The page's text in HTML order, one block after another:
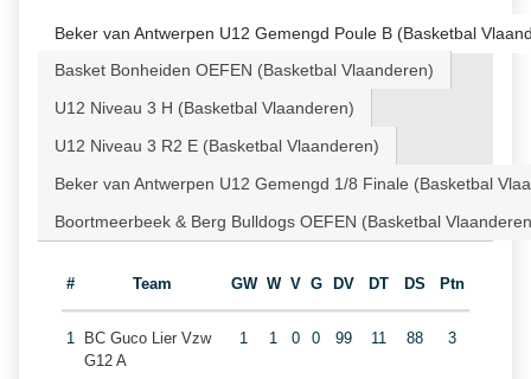
Beker van Antwerpen U12 Gemengd Poule B (Basketbal
Basket Bonheiden OEFEN (Basketbal Vlaanderen)
U12 Niveau 3 H (Basketbal Vlaanderen)
U12 Niveau 3 R2 E (Basketbal Vlaanderen)
Beker van Antwerpen U12 Gemengd 1/8 Finale (Basketbal
Boortmeerbeek & Berg Bulldogs OEFEN (Basketbal
# Team GW W V G DV DT DS Ptn
1
BC Guco Lier Vzw
G12 A
1 1 0 0 99 11 88 3